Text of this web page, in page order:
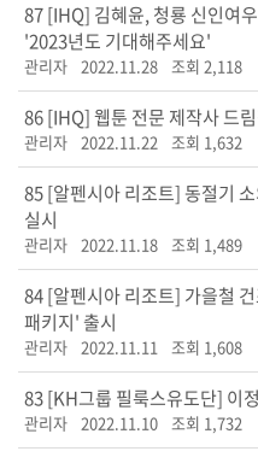
87[IHQ] 김혜윤, 청룡 신인여
'2023년도 기대해주세요'
관리자 2022.11.28 조회 2,118
86[IHQ] 웹툰 전문 제작사 드
관리자 2022.11.22 조회 1,632
85[알펜시아 리조트] 동절기
실시
관리자 2022.11.18 조회 1,489
84[알펜시아 리조트] 가을철
패키지' 출시
관리자 2022.11.11 조회 1,608
83[KH그룹 필룩스유도단] 이
관리자 2022.11.10 조회 1,732